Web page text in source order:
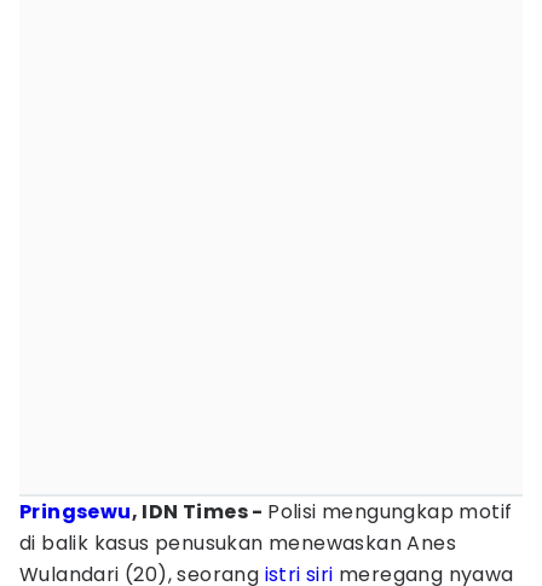
Pringsewu, IDN Times - Polisi mengungkap motif
di balik kasus penusukan menewaskan Anes
Wulandari (20), seorang istri siri meregang nyawa